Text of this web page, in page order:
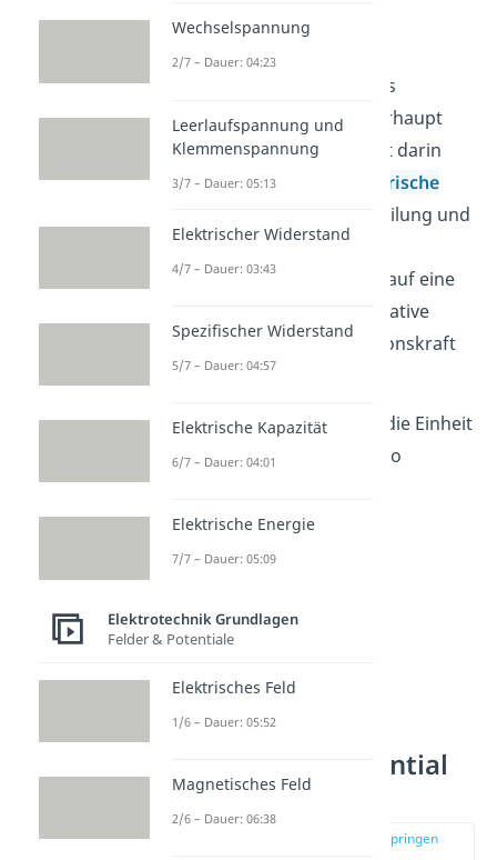
definiert.
Die Möglichkeit ein solches
elektrisches Potential überhaupt
definieren zu können, liegt darin
begründet, dass das
elektrische
einer Ladungsverteilung und
die daraus resultierende
elektrostatische Kraft
auf eine
Probeladung eine konservative
Kraft ähnlich zur Gravitationskraft
ist.
Elektrisches Potential hat die Einheit
Volt ( ) oder auch Joule pro
Elektrisches Potential
Formel
zur Stelle im Video springen
Wechselspannung
2/7 – Dauer: 04:23
Leerlaufspannung und
Klemmenspannung
3/7 – Dauer: 05:13
Elektrischer Widerstand
4/7 – Dauer: 03:43
Spezifischer Widerstand
5/7 – Dauer: 04:57
Elektrische Kapazität
6/7 – Dauer: 04:01
Elektrische Energie
7/7 – Dauer: 05:09
Elektrotechnik Grundlagen
Felder & Potentiale
Elektrisches Feld
1/6 – Dauer: 05:52
Magnetisches Feld
2/6 – Dauer: 06:38